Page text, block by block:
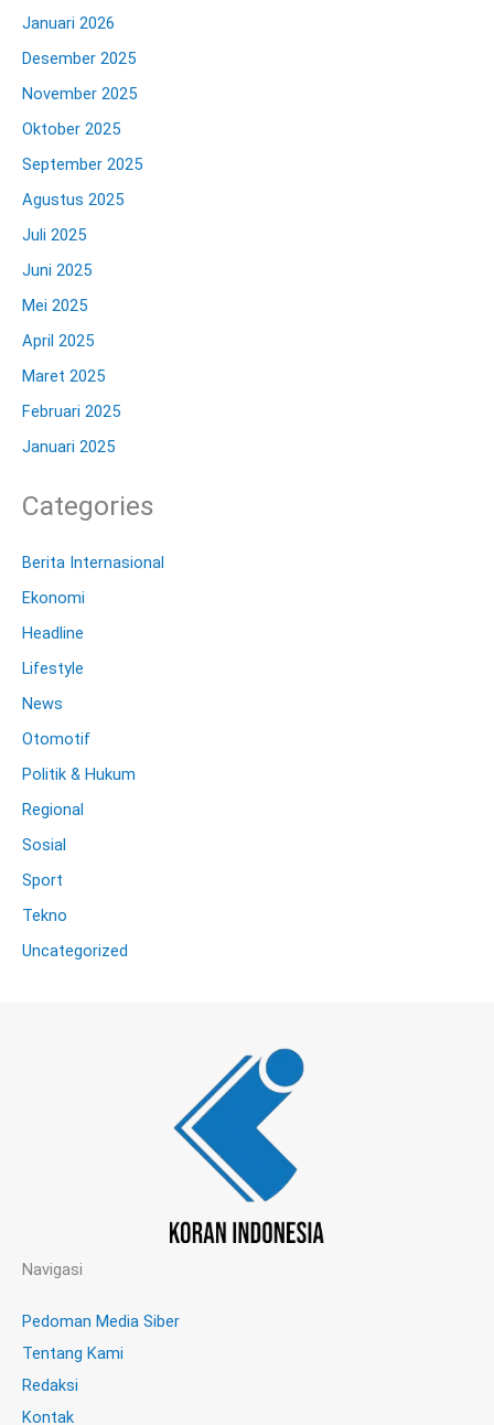
Januari 2026
Desember 2025
November 2025
Oktober 2025
September 2025
Agustus 2025
Juli 2025
Juni 2025
Mei 2025
April 2025
Maret 2025
Februari 2025
Januari 2025
Categories
Berita Internasional
Ekonomi
Headline
Lifestyle
News
Otomotif
Politik & Hukum
Regional
Sosial
Sport
Tekno
Uncategorized
Navigasi
Pedoman Media Siber
Tentang Kami
Redaksi
Kontak